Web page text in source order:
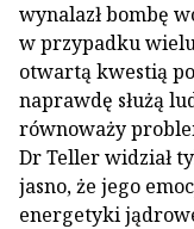
wynalazł bombę
w przypadku
otwartą kwestią
naprawdę służą
równoważy
Dr Teller widział
jasno, że jego
energetyki